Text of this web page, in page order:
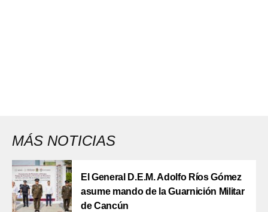
MÁS NOTICIAS
El General D.E.M. Adolfo Ríos Gómez
asume mando de la Guarnición Militar
de Cancún